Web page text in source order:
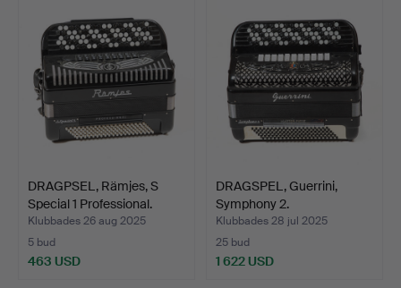
DRAGPSEL, Rämjes, S
Special 1 Professional.
Klubbades 26 aug 2025
5 bud
463 USD
DRAGSPEL, Guerrini,
Symphony 2.
Klubbades 28 jul 2025
25 bud
1 622 USD